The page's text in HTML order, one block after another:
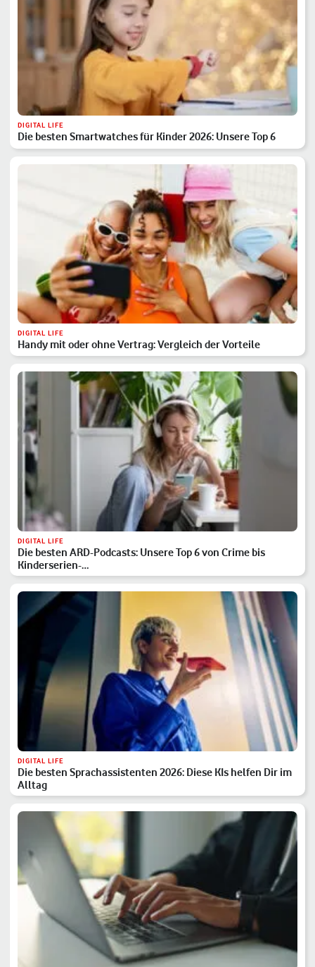
DIGITAL LIFE
Die besten Smartwatches für Kinder 2026: Unsere Top 6
DIGITAL LIFE
Handy mit oder ohne Vertrag: Vergleich der Vorteile
DIGITAL LIFE
Die besten ARD-Podcasts: Unsere Top 6 von Crime bis
Kinderserien-…
DIGITAL LIFE
Die besten Sprachassistenten 2026: Diese KIs helfen Dir im
Alltag